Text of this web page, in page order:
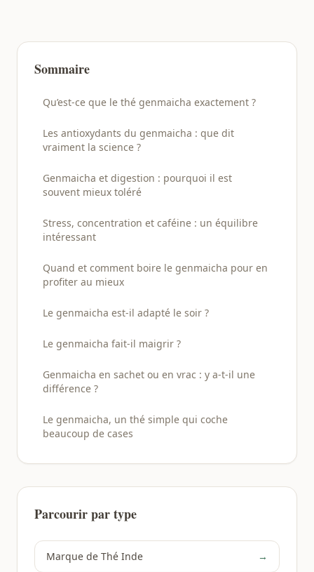
Sommaire
Qu’est-ce que le thé genmaicha exactement ?
Les antioxydants du genmaicha : que dit
vraiment la science ?
Genmaicha et digestion : pourquoi il est
souvent mieux toléré
Stress, concentration et caféine : un équilibre
intéressant
Quand et comment boire le genmaicha pour en
profiter au mieux
Le genmaicha est-il adapté le soir ?
Le genmaicha fait-il maigrir ?
Genmaicha en sachet ou en vrac : y a-t-il une
différence ?
Le genmaicha, un thé simple qui coche
beaucoup de cases
Parcourir par type
Marque de Thé Inde →